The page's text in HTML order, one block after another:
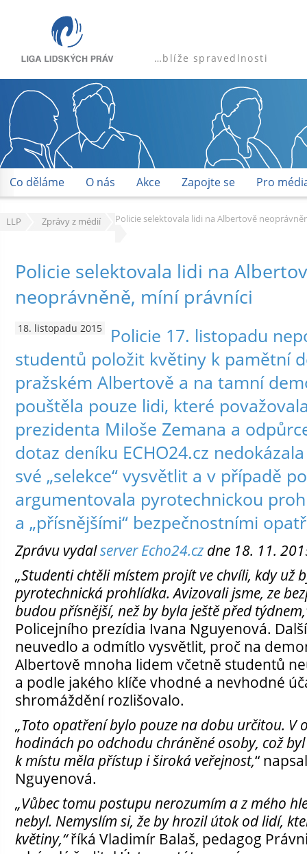
…blíže spravedlnosti
Co děláme O nás Akce Zapojte se Pro
LLP Zprávy z médií Policie selektovala lidi na Albertově
Policie selektovala lidi na
neoprávněně, míní právníci
18. listopadu 2015
Policie 17. listopadu
studentů položit květiny k pamětní
pražském Albertově a na tamní
pouštěla pouze lidi, které
prezidenta Miloše Zemana a
dotaz deníku ECHO24.cz
své „selekce“ vysvětlit a v případě
argumentovala pyrotechnickou
a „přísnějšími“ bezpečnostními
Zprávu vydalserver Echo24.cz dne 18. 11.
„Studenti chtěli místem projít ve chvíli, kdy už
pyrotechnická prohlídka. Avizovali jsme, ze
budou přísnější, než by byla ještě před
Policejního prezídia Ivana Nguyenová.
neuvedlo a odmítlo vysvětlit, proč na
Albertově mnoha lidem včetně studentů
a podle jakého klíče vhodné a nevhodné
shromáždění rozlišovalo.
„Toto opatření bylo pouze na dobu určitou. V
hodinách po odchodu chráněné osoby, což byl
k místu měla přístup i široká veřejnost,“
Nguyenová.
„Vůbec tomu postupu nerozumím a z mého
nebyl. Nemyslím si, že by hrozil útok od lidí,
květiny,“říká Vladimír Balaš, pedagog